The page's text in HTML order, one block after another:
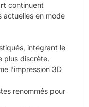
continuent
actuelles en mode
intégrant le
plus discrète.
l’impression 3D
renommés pour